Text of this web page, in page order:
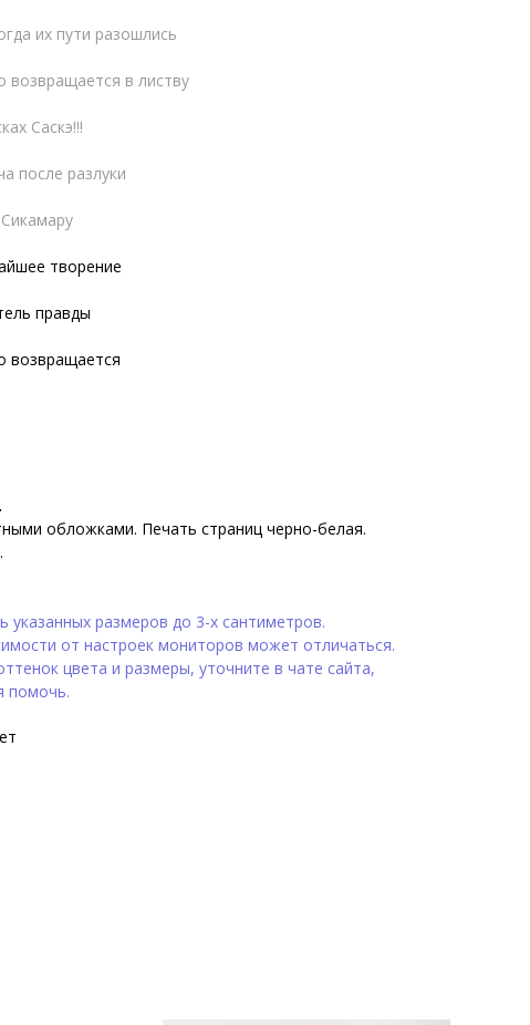
их пути разошлись
возвращается в листву
Саскэ!!!
после разлуки
творение
правды
возвращается
обложками. Печать страниц черно-белая.
указанных размеров до 3-х сантиметров.
от настроек мониторов может отличаться.
цвета и размеры, уточните в чате сайта,
помочь.